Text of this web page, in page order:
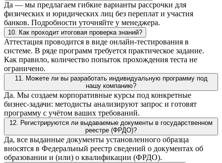
Да — мы предлагаем гибкие варианты рассрочки для
физических и юридических лиц без переплат и участия
банков. Подробности уточняйте у менеджера.
10. Как проходит итоговая проверка знаний?
Аттестация проводится в виде онлайн-тестирования в
системе. В ряде программ требуется практическое задание.
Как правило, количество попыток прохождения теста не
ограничено.
11. Можете ли вы разработать индивидуальную программу под
нашу компанию?
Да. Мы создаем корпоративные курсы под конкретные
бизнес-задачи: методисты анализируют запрос и готовят
программу с учётом ваших требований.
12. Регистрируются ли выдаваемые документы в государственном
реестре (ФРДО)?
Да, все выданные документы установленного образца
вносятся в Федеральный реестр сведений о документах об
образовании и (или) о квалификации (ФРДО).